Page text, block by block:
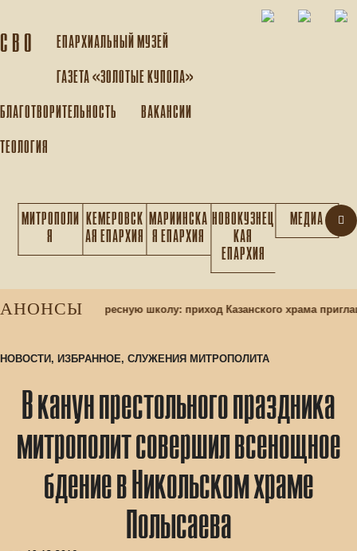
С В О
ЕПАРХИАЛЬНЫЙ МУЗEЙ
ГАЗЕТА «ЗОЛОТЫЕ КУПОЛА»
БЛАГОТВОРИТЕЛЬНОСТЬ
ВАКАНСИИ
ТЕОЛОГИЯ
МИТРОПОЛИ
Я
КЕМЕРОВСК
АЯ ЕПАРХИЯ
МАРИИНСКА
Я ЕПАРХИЯ
НОВОКУЗНЕЦ
КАЯ
ЕПАРХИЯ
МЕДИА
АНОНСЫ
учащихся в воскресную школу: приход Казанского храма
НОВОСТИ , ИЗБРАННОЕ, СЛУЖЕНИЯ МИТРОПОЛИТА
В канун престольного праздника
митрополит совершил всенощное
бдение в Никольском храме
Полысаева